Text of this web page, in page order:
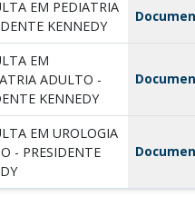
EM PEDIATRIA
KENNEDY
EM
ADULTO -
KENNEDY
EM UROLOGIA
- PRESIDENTE